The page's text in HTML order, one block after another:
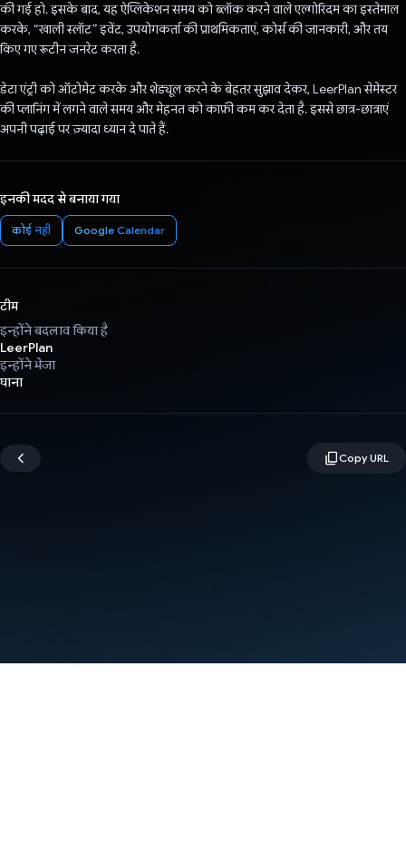
की गई हो. इसके बाद, यह ऐप्लिकेशन समय को ब्लॉक करने वाले एल्गोरिदम का इस्तेमाल
करके, “खाली स्लॉट” इवेंट, उपयोगकर्ता की प्राथमिकताएं, कोर्स की जानकारी, और तय
किए गए रूटीन जनरेट करता है.
डेटा एंट्री को ऑटोमेट करके और शेड्यूल करने के बेहतर सुझाव देकर, LeerPlan सेमेस्टर
की प्लानिंग में लगने वाले समय और मेहनत को काफ़ी कम कर देता है. इससे छात्र-छात्राएं
अपनी पढ़ाई पर ज़्यादा ध्यान दे पाते हैं.
इनकी मदद से बनाया गया
कोई नहीं Google Calendar
टीम
इन्होंने बदलाव किया है
LeerPlan
इन्होंने भेजा
घाना